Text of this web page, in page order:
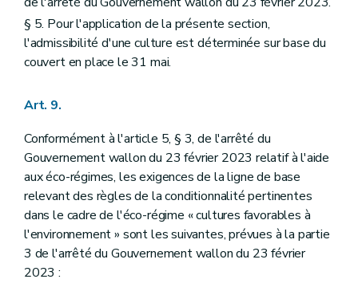
§ 5. Pour l'application de la présente section,
l'admissibilité d'une culture est déterminée sur base du
couvert en place le 31 mai.
Art. 9.
Conformément à l'article 5, § 3, de l'arrêté du
Gouvernement wallon du 23 février 2023 relatif à l'aide
aux éco-régimes, les exigences de la ligne de base
relevant des règles de la conditionnalité pertinentes
dans le cadre de l'éco-régime « cultures favorables à
l'environnement » sont les suivantes, prévues à la partie
3 de l'arrêté du Gouvernement wallon du 23 février
2023 :